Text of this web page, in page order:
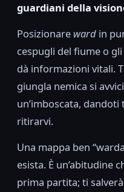
guardiani della
Posizionare ward in
cespugli del fiume o
dà informazioni vitali.
giungla nemica si
un’imboscata,
ritirarvi.
Una mappa ben
esista. È un’abitudine
prima partita; ti